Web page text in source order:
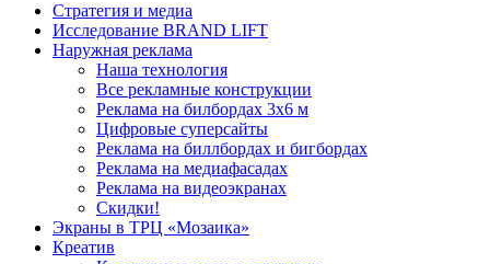
Стратегия и медиа
Исследование BRAND LIFT
Наружная реклама
Наша технология
Все рекламные конструкции
Реклама на билбордах 3х6 м
Цифровые суперсайты
Реклама на биллбордах и бигбордах
Реклама на медиафасадах
Реклама на видеоэкранах
Скидки!
Экраны в ТРЦ «Мозаика»
Креатив